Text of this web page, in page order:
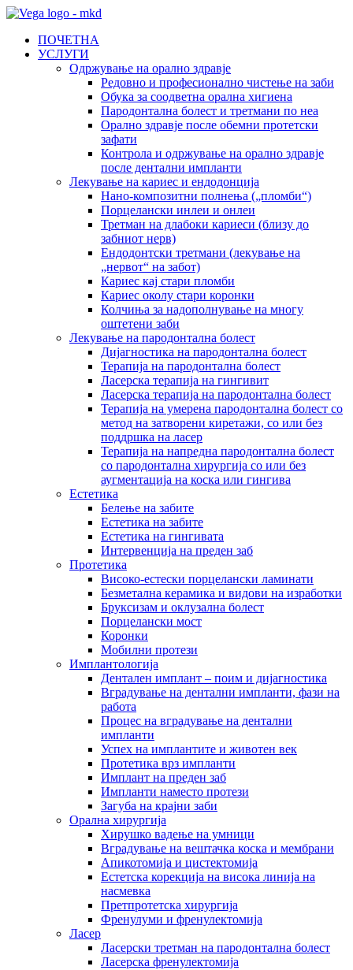
ПОЧЕТНА
УСЛУГИ
Одржување на орално здравје
Редовно и професионално чистење на заби
Обука за соодветна орална хигиена
Пародонтална болест и третмани по неа
Орално здравје после обемни протетски
зафати
Контрола и одржување на орално здравје
после дентални импланти
Лекување на кариес и ендодонција
Нано-композитни полнења („пломби“)
Порцелански инлеи и онлеи
Третман на длабоки кариеси (близу до
забниот нерв)
Ендодонтски третмани (лекување на
„нервот“ на забот)
Кариес кај стари пломби
Кариес околу стари коронки
Колчиња за надополнување на многу
оштетени заби
Лекување на пародонтална болест
Дијагностика на пародонтална болест
Терапија на пародонтална болест
Ласерска терапија на гингивит
Ласерска терапија на пародoнтална болест
Терапија на умерена пародонтална болест со
метод на затворени киретажи, со или без
поддршка на ласер
Терапија на напредна пародонтална болест
со пародонтална хирургија со или без
аугментација на коска или гингива
Естетика
Белење на забите
Естетика на забите
Естетика на гингивата
Интервенција на преден заб
Протетика
Високо-естески порцелански ламинати
Безметална керамика и видови на изработки
Бруксизам и оклузална болест
Порцелански мост
Коронки
Мобилни протези
Имплантологија
Дентален имплант – поим и дијагностика
Вградување на дентални импланти, фази на
работа
Процес на вградување на дентални
импланти
Успех на имплантите и животен век
Протетика врз импланти
Имплант на преден заб
Импланти наместо протези
Загуба на крајни заби
Орална хирургија
Хирушко вадење на умници
Вградување на вештачка коска и мембрани
Апикотомија и цистектомија
Естетска корекција на висока линија на
насмевка
Претпротетска хирургија
Френулуми и френулектомија
Ласер
Ласерски третман на пародонтална болест
Ласерска френулектомија